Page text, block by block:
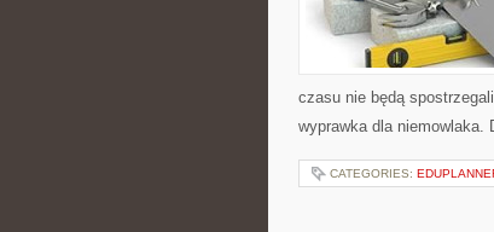
czasu nie będą
wyprawka dla niemowlaka.
CATEGORIES: